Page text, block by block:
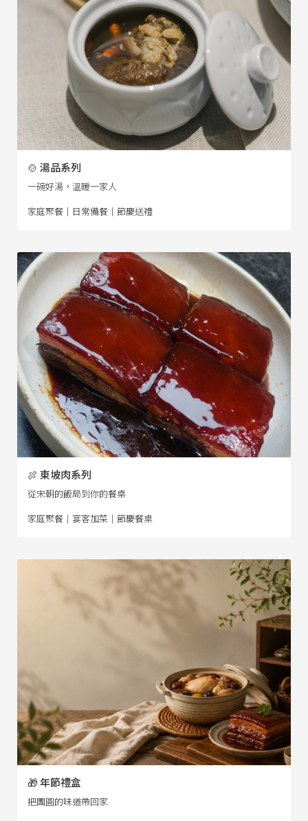
🍲 湯品系列
一碗好湯，溫暖一家人
家庭聚餐｜日常備餐｜節慶送禮
🍖 東坡肉系列
從宋朝的飯局到你的餐桌
家庭聚餐｜宴客加菜｜節慶餐桌
🎁 年節禮盒
把團圓的味道帶回家